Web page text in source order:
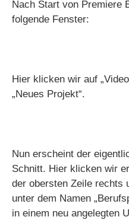
Nach Start von Premiere
folgende Fenster:
Hier klicken wir auf
„Neues Projekt“.
Nun erscheint der
Schnitt. Hier klicken wir
der obersten Zeile rechts
unter dem Namen
in einem neu angelegten